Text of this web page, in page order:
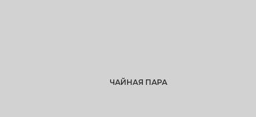
ЧАЙНАЯ ПАРА